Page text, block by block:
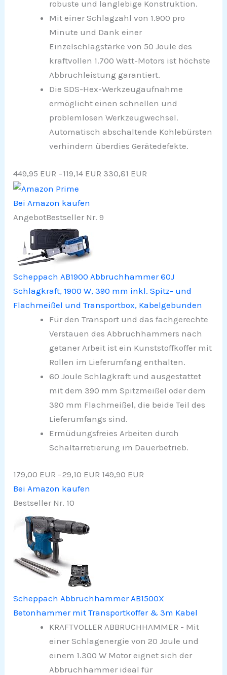
robuste und langlebige Konstruktion.
Mit einer Schlagzahl von 1.900 pro
Minute und Dank einer
Einzelschlagstärke von 50 Joule des
kraftvollen 1.700 Watt-Motors ist höchste
Abbruchleistung garantiert.
Die SDS-Hex-Werkzeugaufnahme
ermöglicht einen schnellen und
problemlosen Werkzeugwechsel.
Automatisch abschaltende Kohlebürsten
verhindern überdies Gerätedefekte.
449,95 EUR −119,14 EUR 330,81 EUR
Bei Amazon kaufen
AngebotBestseller Nr. 9
Scheppach AB1900 Abbruchhammer 60J
Schlagkraft, 1900 W, 390 mm inkl. Spitz- und
Flachmeißel und Transportbox, Kabelgebunden
Für den Transport und das fachgerechte
Verstauen des Abbruchhammers nach
getaner Arbeit ist ein Kunststoffkoffer mit
Rollen im Lieferumfang enthalten.
60 Joule Schlagkraft und ausgestattet
mit dem 390 mm Spitzmeißel oder dem
390 mm Flachmeißel, die beide Teil des
Lieferumfangs sind.
Ermüdungsfreies Arbeiten durch
Schaltarretierung im Dauerbetrieb.
179,00 EUR −29,10 EUR 149,90 EUR
Bei Amazon kaufen
Bestseller Nr. 10
Scheppach Abbruchhammer AB1500X
Betonhammer mit Transportkoffer & 3m Kabel
KRAFTVOLLER ABBRUCHHAMMER - Mit
einer Schlagenergie von 20 Joule und
einem 1.300 W Motor eignet sich der
Abbruchhammer ideal für